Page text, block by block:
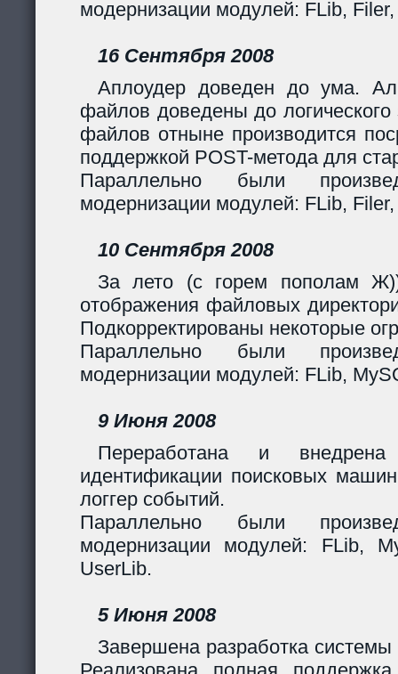
модернизации модулей: FLib,
16 Сентября 2008
Аплоудер доведен до ума.
файлов доведены до логического
файлов отныне производится
поддержкой POST-метода для
Параллельно были
модернизации модулей: FLib,
10 Сентября 2008
За лето (с горем пополам
отображения файловых
Подкорректированы некоторые
Параллельно были
модернизации модулей: FLib,
9 Июня 2008
Переработана и
идентификации поисковых
логгер событий.
Параллельно были
модернизации модулей: FLib,
UserLib.
5 Июня 2008
Завершена разработка